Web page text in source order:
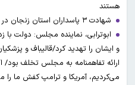
هستند
شهادت ۳ ‌پاسداران استان زنجان در حمله موشکی آمریکا
و ایشان را تهدید کرد/قالیباف و
ارائه تفاهمنامه به مجلس تخلف
می‌کردیم، آمریکا و ترامپ کفش ما را